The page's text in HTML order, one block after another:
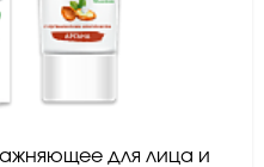
для лица и